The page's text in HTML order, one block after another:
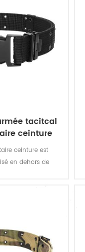
tacitcal
ceinture
ceinture est
en dehors de